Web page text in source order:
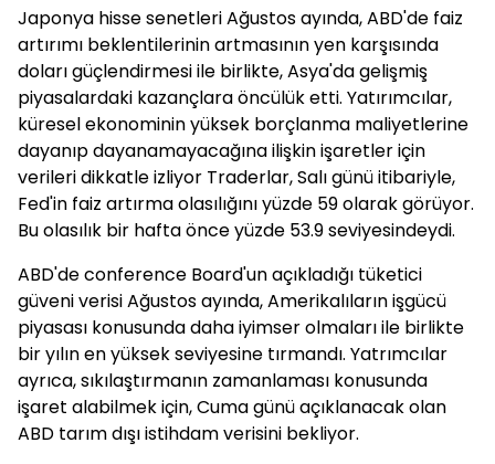
Japonya hisse senetleri Ağustos ayında, ABD'de faiz
artırımı beklentilerinin artmasının yen karşısında
doları güçlendirmesi ile birlikte, Asya'da gelişmiş
piyasalardaki kazançlara öncülük etti. Yatırımcılar,
küresel ekonominin yüksek borçlanma maliyetlerine
dayanıp dayanamayacağına ilişkin işaretler için
verileri dikkatle izliyor Traderlar, Salı günü itibariyle,
Fed'in faiz artırma olasılığını yüzde 59 olarak görüyor.
Bu olasılık bir hafta önce yüzde 53.9 seviyesindeydi.
ABD'de conference Board'un açıkladığı tüketici
güveni verisi Ağustos ayında, Amerikalıların işgücü
piyasası konusunda daha iyimser olmaları ile birlikte
bir yılın en yüksek seviyesine tırmandı. Yatrımcılar
ayrıca, sıkılaştırmanın zamanlaması konusunda
işaret alabilmek için, Cuma günü açıklanacak olan
ABD tarım dışı istihdam verisini bekliyor.